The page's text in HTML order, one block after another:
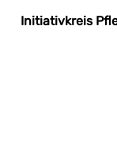
Initiativkreis